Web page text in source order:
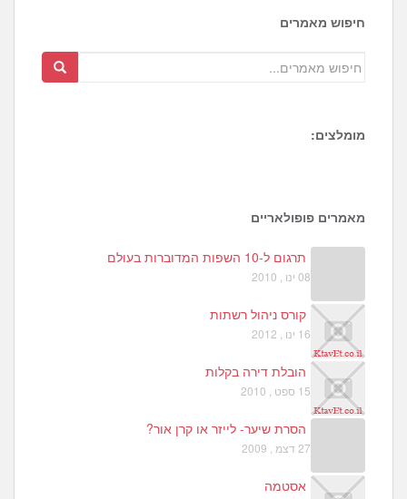
חיפוש מאמרים
מומלצים:
4
מאמרים פופולאריים
תרגום ל-10 השפות המדוברות בעולם
08 ינו , 2010
קורס ניהול רשתות
16 ינו , 2012
הובלת דירה בקלות
15 ספט , 2010
הסרת שיער- לייזר או קרן אור?
27 דצמ , 2009
אסטמה